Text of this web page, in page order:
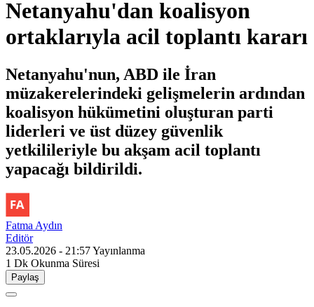
Netanyahu'dan koalisyon
ortaklarıyla acil toplantı kararı
Netanyahu'nun, ABD ile İran
müzakerelerindeki gelişmelerin ardından
koalisyon hükümetini oluşturan parti
liderleri ve üst düzey güvenlik
yetkilileriyle bu akşam acil toplantı
yapacağı bildirildi.
Fatma Aydın
Editör
23.05.2026 - 21:57Yayınlanma
1 Dk Okunma Süresi
Paylaş